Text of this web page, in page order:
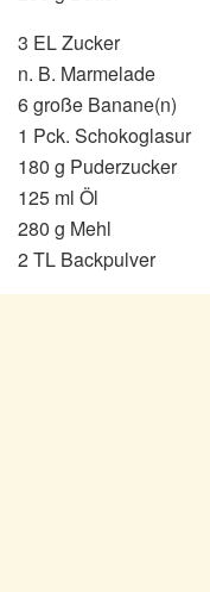
3 EL Zucker
n. B. Marmelade
6 große Banane(n)
1 Pck. Schokoglasur
180 g Puderzucker
125 ml Öl
280 g Mehl
2 TL Backpulver